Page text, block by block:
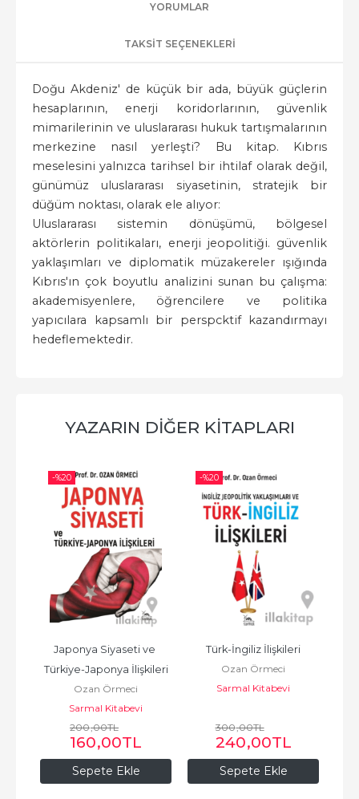
YORUMLAR
TAKSIT SEÇENEKLERI
Doğu Akdeniz' de küçük bir ada, büyük güçlerin
hesaplarının, enerji koridorlarının, güvenlik
mimarilerinin ve uluslararası hukuk tartışmalarının
merkezine nasıl yerleşti? Bu kitap. Kıbrıs
meselesini yalnızca tarihsel bir ihtilaf olarak değil,
günümüz uluslararası siyasetinin, stratejik bir
düğüm noktası, olarak ele alıyor:
Uluslararası sistemin dönüşümü, bölgesel
aktörlerin politikaları, enerji jeopolitiği. güvenlik
yaklaşımları ve diplomatik müzakereler ışığında
Kıbrıs'ın çok boyutlu analizini sunan bu çalışma:
akademisyenlere, öğrencilere ve politika
yapıcılara kapsamlı bir perspcktif kazandırmayı
hedeflemektedir.
YAZARIN DIĞER KITAPLARI
-%20
Sepete Ekle
Japonya Siyaseti ve
Türkiye-Japonya İlişkileri
Ozan Örmeci
Sarmal Kitabevi
200,00TL
160,00TL
-%20
Sepete Ekle
Türk-İngiliz İlişkileri
Ozan Örmeci
Sarmal Kitabevi
300,00TL
240,00TL